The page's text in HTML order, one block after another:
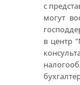
с
могут
в центр